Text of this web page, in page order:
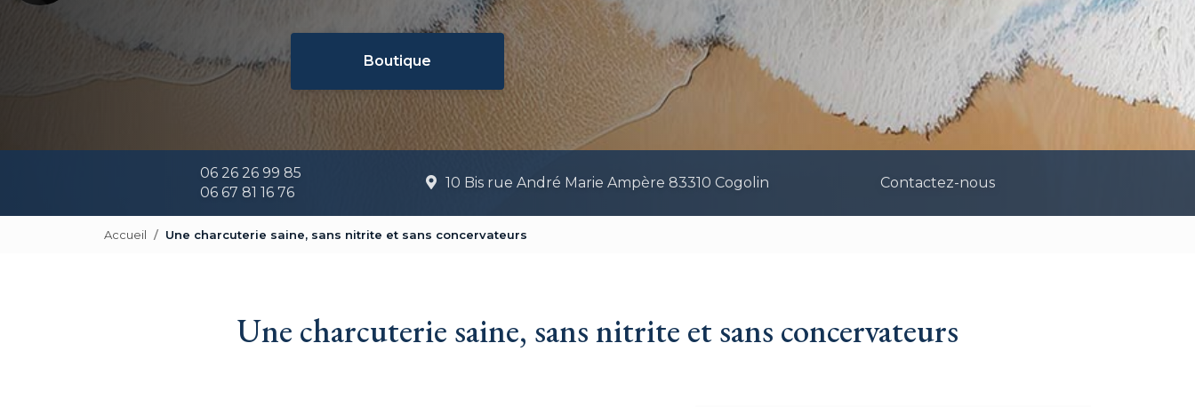
Boutique
06 26 26 99 85
06 67 81 16 76
10 Bis rue André Marie Ampère 83310 Cogolin Contactez-nous
Accueil Une charcuterie saine, sans nitrite et sans concervateurs
Une charcuterie saine, sans nitrite et sans concervateurs